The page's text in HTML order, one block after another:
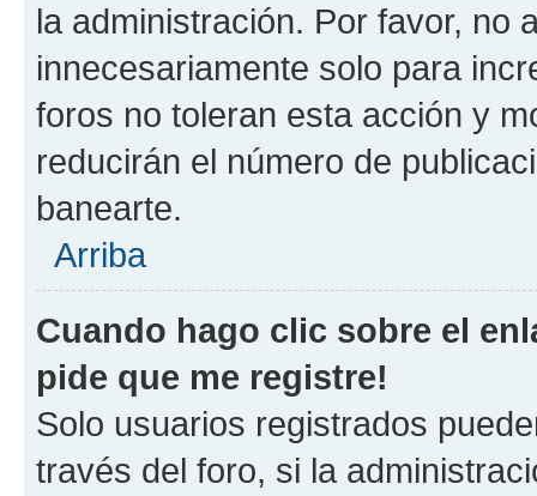
la administración. Por favor, no
innecesariamente solo para
foros no toleran esta acción y
reducirán el número de
banearte.
Arriba
Cuando hago clic sobre el
pide que me registre!
Solo usuarios registrados
través del foro, si la